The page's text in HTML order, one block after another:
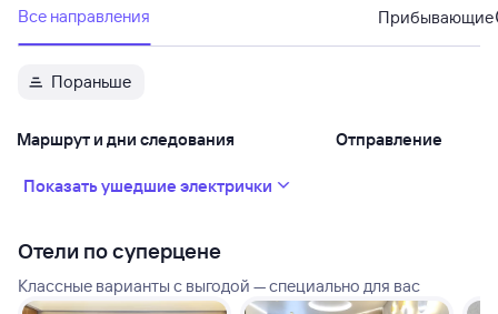
Все направления Прибывающие
Пораньше
Маршрут и дни следования Отправление
Показать ушедшие электрички
Отели по суперцене
Классные варианты с выгодой — специально для вас